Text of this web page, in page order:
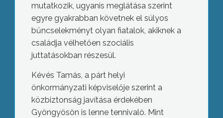
mutatkozik, ugyanis meglátása szerint
egyre gyakrabban követnek el súlyos
bűncselekményt olyan fiatalok, akiknek a
családja vélhetően szociális
juttatásokban részesül.
Kévés Tamás, a párt helyi
önkormányzati képviselője szerint a
közbiztonság javítása érdekében
Gyöngyösön is lenne tennivaló. Mint